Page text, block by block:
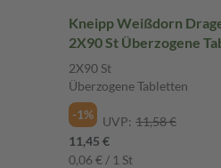
Kneipp Weißdorn
2X90 St Überzogene
2X90 St
Überzogene Tabletten
-1%
UVP: 11,58 €
11,45 €
0,06 € / 1 St